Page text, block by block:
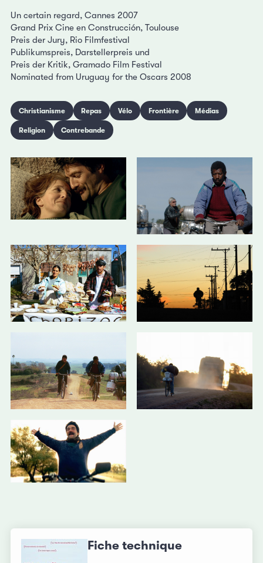
Un certain regard, Cannes 2007
Grand Prix Cine en Construcción, Toulouse
Preis der Jury, Rio Filmfestival
Publikumspreis, Darstellerpreis und
Preis der Kritik, Gramado Film Festival
Nominated from Uruguay for the Oscars 2008
Christianisme Repas Vélo Frontière Médias
Religion Contrebande
Fiche technique